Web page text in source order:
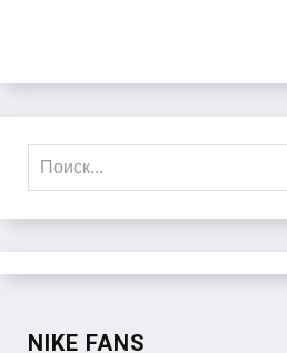
Поиск
NIKE FANS